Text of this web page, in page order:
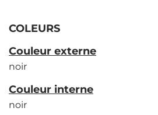
COLEURS
Couleur externe
noir
Couleur interne
noir